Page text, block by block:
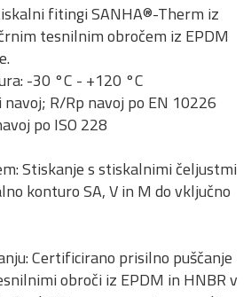
fitingi SANHA®-Therm iz
tesnilnim obročem iz EPDM
-30 °C - +120 °C
R/Rp navoj po EN 10226
po ISO 228
Stiskanje s stiskalnimi čeljustmi
konturo SA, V in M do vključno
Certificirano prisilno puščanje
obroči iz EPDM in HNBR v